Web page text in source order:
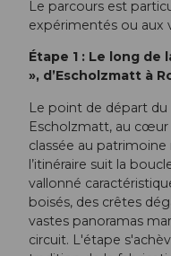
Le parcours est
expérimentés ou aux
Étape 1 : Le long de
», d’Escholzmatt à
Le point de départ du
Escholzmatt, au cœur
classée au patrimoine
l’itinéraire suit la
vallonné
boisés, des crêtes
vastes panoramas
circuit. L'étape